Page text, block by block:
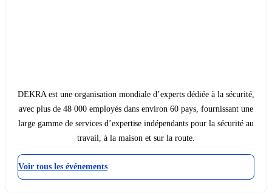
DEKRA est une organisation mondiale d’experts dédiée à la sécurité,
avec plus de 48 000 employés dans environ 60 pays, fournissant une
large gamme de services d’expertise indépendants pour la sécurité au
travail, à la maison et sur la route.
Voir tous les événements